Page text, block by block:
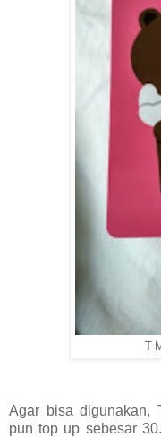
T-
Agar bisa digunakan,
pun top up sebesar